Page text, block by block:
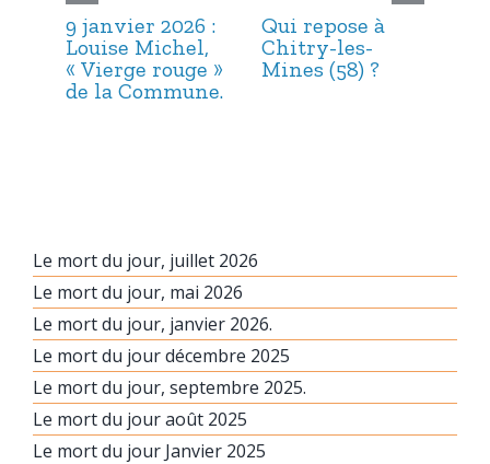
9 janvier 2026 :
Louise Michel,
« Vierge rouge »
de la Commune.
Qui repose à
Chitry-les-
Mines (58) ?
Le mort du jour, juillet 2026
Le mort du jour, mai 2026
Le mort du jour, janvier 2026.
Le mort du jour décembre 2025
Le mort du jour, septembre 2025.
Le mort du jour août 2025
Le mort du jour Janvier 2025